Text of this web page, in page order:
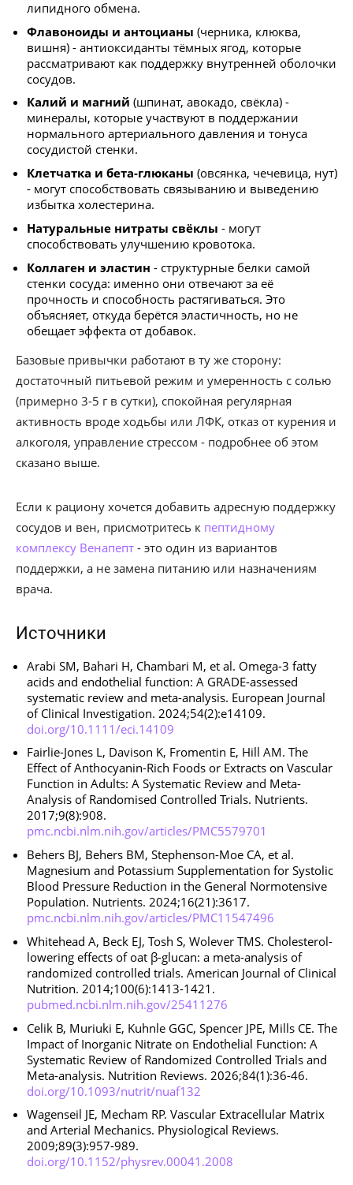
липидного обмена.
Флавоноиды и антоцианы (черника, клюква,
вишня) - антиоксиданты тёмных ягод, которые
рассматривают как поддержку внутренней оболочки
сосудов.
Калий и магний (шпинат, авокадо, свёкла) -
минералы, которые участвуют в поддержании
нормального артериального давления и тонуса
сосудистой стенки.
Клетчатка и бета-глюканы (овсянка, чечевица, нут)
- могут способствовать связыванию и выведению
избытка холестерина.
Натуральные нитраты свёклы - могут
способствовать улучшению кровотока.
Коллаген и эластин - структурные белки самой
стенки сосуда: именно они отвечают за её
прочность и способность растягиваться. Это
объясняет, откуда берётся эластичность, но не
обещает эффекта от добавок.
Базовые привычки работают в ту же сторону:
достаточный питьевой режим и умеренность с солью
(примерно 3-5 г в сутки), спокойная регулярная
активность вроде ходьбы или ЛФК, отказ от курения и
алкоголя, управление стрессом - подробнее об этом
сказано выше.
Если к рациону хочется добавить адресную поддержку
сосудов и вен, присмотритесь к пептидному
комплексу Венапепт - это один из вариантов
поддержки, а не замена питанию или назначениям
врача.
Источники
Arabi SM, Bahari H, Chambari M, et al. Omega-3 fatty
acids and endothelial function: A GRADE-assessed
systematic review and meta-analysis. European Journal
of Clinical Investigation. 2024;54(2):e14109.
doi.org/10.1111/eci.14109
Fairlie-Jones L, Davison K, Fromentin E, Hill AM. The
Effect of Anthocyanin-Rich Foods or Extracts on Vascular
Function in Adults: A Systematic Review and Meta-
Analysis of Randomised Controlled Trials. Nutrients.
2017;9(8):908.
pmc.ncbi.nlm.nih.gov/articles/PMC5579701
Behers BJ, Behers BM, Stephenson-Moe CA, et al.
Magnesium and Potassium Supplementation for Systolic
Blood Pressure Reduction in the General Normotensive
Population. Nutrients. 2024;16(21):3617.
pmc.ncbi.nlm.nih.gov/articles/PMC11547496
Whitehead A, Beck EJ, Tosh S, Wolever TMS. Cholesterol-
lowering effects of oat β-glucan: a meta-analysis of
randomized controlled trials. American Journal of Clinical
Nutrition. 2014;100(6):1413-1421.
pubmed.ncbi.nlm.nih.gov/25411276
Celik B, Muriuki E, Kuhnle GGC, Spencer JPE, Mills CE. The
Impact of Inorganic Nitrate on Endothelial Function: A
Systematic Review of Randomized Controlled Trials and
Meta-analysis. Nutrition Reviews. 2026;84(1):36-46.
doi.org/10.1093/nutrit/nuaf132
Wagenseil JE, Mecham RP. Vascular Extracellular Matrix
and Arterial Mechanics. Physiological Reviews.
2009;89(3):957-989.
doi.org/10.1152/physrev.00041.2008